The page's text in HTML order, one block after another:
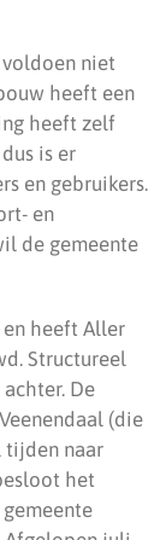
niet
heeft een
heeft zelf
is er
en gebruikers.
en
de gemeente
en heeft Aller
Structureel
De
(die
tijden naar
het